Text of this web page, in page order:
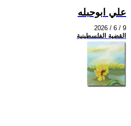
علي ابوحبله
2026 / 6 / 9
القضية الفلسطينية